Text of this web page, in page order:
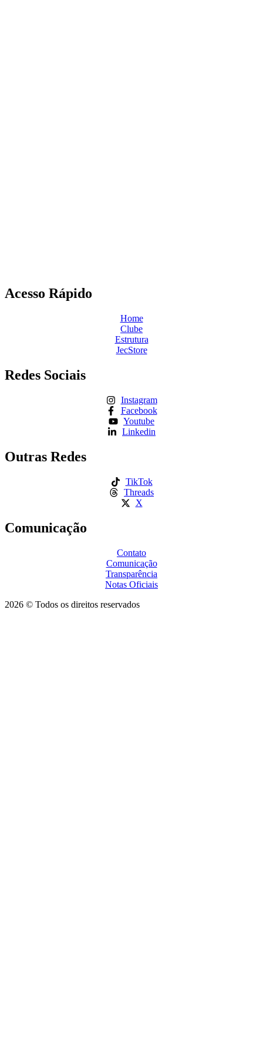
Acesso Rápido
Home
Clube
Estrutura
JecStore
Redes Sociais
Instagram
Facebook
Youtube
Linkedin
Outras Redes
TikTok
Threads
X
Comunicação
Contato
Comunicação
Transparência
Notas Oficiais
2026 © Todos os direitos reservados